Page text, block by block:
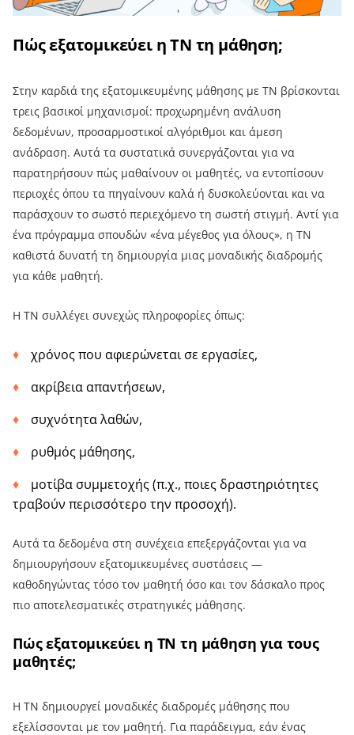
Πώς εξατομικεύει η ΤΝ τη μάθηση;
Στην καρδιά της εξατομικευμένης μάθησης με ΤΝ βρίσκονται
τρεις βασικοί μηχανισμοί: προχωρημένη ανάλυση
δεδομένων, προσαρμοστικοί αλγόριθμοι και άμεση
ανάδραση. Αυτά τα συστατικά συνεργάζονται για να
παρατηρήσουν πώς μαθαίνουν οι μαθητές, να εντοπίσουν
περιοχές όπου τα πηγαίνουν καλά ή δυσκολεύονται και να
παράσχουν το σωστό περιεχόμενο τη σωστή στιγμή. Αντί για
ένα πρόγραμμα σπουδών «ένα μέγεθος για όλους», η ΤΝ
καθιστά δυνατή τη δημιουργία μιας μοναδικής διαδρομής
για κάθε μαθητή.
Η ΤΝ συλλέγει συνεχώς πληροφορίες όπως:
χρόνος που αφιερώνεται σε εργασίες,
ακρίβεια απαντήσεων,
συχνότητα λαθών,
ρυθμός μάθησης,
μοτίβα συμμετοχής (π.χ., ποιες δραστηριότητες
τραβούν περισσότερο την προσοχή).
Αυτά τα δεδομένα στη συνέχεια επεξεργάζονται για να
δημιουργήσουν εξατομικευμένες συστάσεις —
καθοδηγώντας τόσο τον μαθητή όσο και τον δάσκαλο προς
πιο αποτελεσματικές στρατηγικές μάθησης.
Πώς εξατομικεύει η ΤΝ τη μάθηση για τους
μαθητές;
Η ΤΝ δημιουργεί μοναδικές διαδρομές μάθησης που
εξελίσσονται με τον μαθητή. Για παράδειγμα, εάν ένας